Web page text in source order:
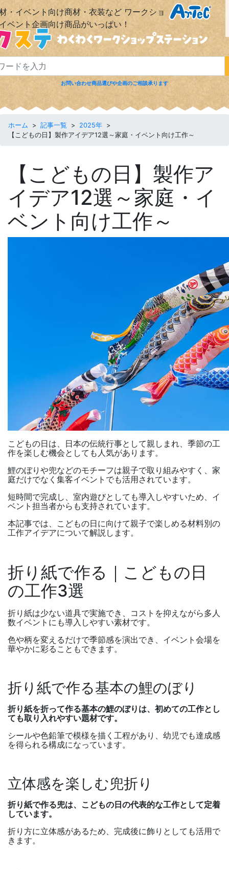
・イベント向け商材・衣装など ワークショ
ベント企画向け商品がいっぱい！
お問い合わせ商品選びや企画のご相談承ります
ホーム | コラム | FAQ | 会社概要
ホーム > 記事一覧 > 2025年 >
【こどもの日】製作アイデア12選～家庭・イベント向け工作～
【こどもの日】製作ア
イデア12選～家庭・イ
ベント向け工作～
こどもの日は、日本の伝統行事として親しまれ、季節の工
作を楽しむ機会としても人気があります。
鯉のぼりや兜などのモチーフは親子で取り組みやすく、家
庭だけでなく集客イベントでも活用されています。
短時間で完成し、室内遊びとしても導入しやすいため、イ
ベント担当者からも支持されています。
本記事では、こどもの日に向けて親子で楽しめる材料別の
工作アイデアについて解説します。
折り紙で作る｜こどもの日
の工作3選
折り紙は少ない道具で実施でき、コストを抑えながら多人
数イベントにも導入しやすい素材です。
色や柄を変えるだけで季節感を演出でき、イベント会場を
華やかに彩ることもできます。
折り紙で作る基本の鯉のぼり
折り紙を折って作る基本の鯉のぼりは、初めての工作とし
ても取り入れやすい題材です。
シールや色鉛筆で模様を描く工程があり、幼児でも達成感
を得られる構成になっています。
立体感を楽しむ兜折り
折り紙で作る兜は、こどもの日の代表的な工作として定着
しています。
折り方に立体感があるため、完成後に飾りとしても活用で
きます。